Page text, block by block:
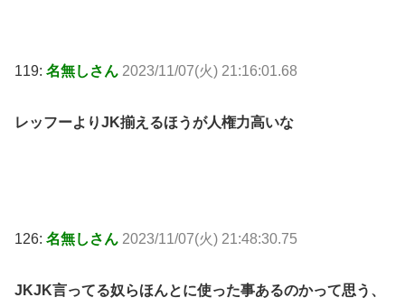
119: 名無しさん 2023/11/07(火) 21:16:01.68
レッフーよりJK揃えるほうが人権力高いな
126: 名無しさん 2023/11/07(火) 21:48:30.75
JKJK言ってる奴らほんとに使った事あるのかって思う、